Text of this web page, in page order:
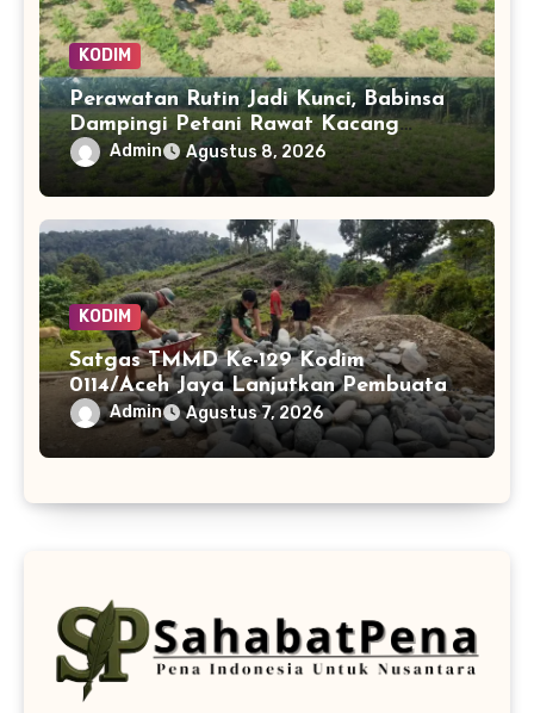
KODIM
Perawatan Rutin Jadi Kunci, Babinsa
Dampingi Petani Rawat Kacang
Tanah hingga Panen
Admin Agustus 8, 2026
KODIM
Satgas TMMD Ke-129 Kodim
0114/Aceh Jaya Lanjutkan Pembuatan
Jembatan Kayu 4×6
Admin Agustus 7, 2026